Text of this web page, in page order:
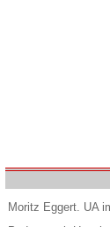
Moritz Eggert. UA